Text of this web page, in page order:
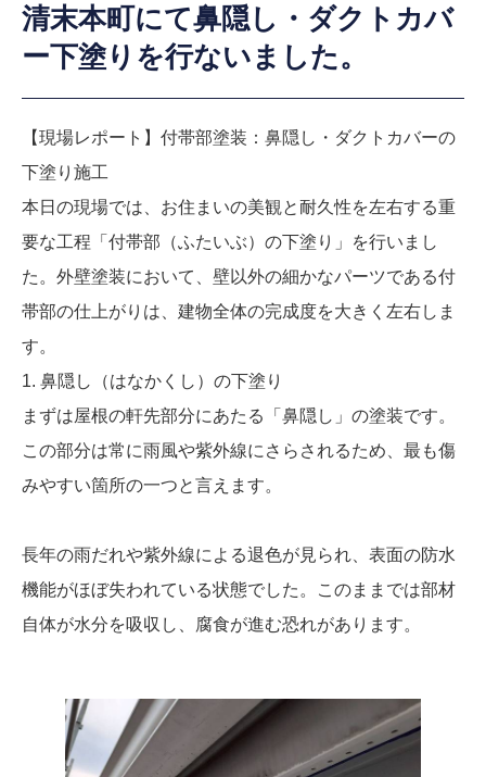
清末本町にて鼻隠し・ダクトカバ
ー下塗りを行ないました。
【現場レポート】付帯部塗装：鼻隠し・ダクトカバーの
下塗り施工
​本日の現場では、お住まいの美観と耐久性を左右する重
要な工程「付帯部（ふたいぶ）の下塗り」を行いまし
た。外壁塗装において、壁以外の細かなパーツである付
帯部の仕上がりは、建物全体の完成度を大きく左右しま
す。
​1. 鼻隠し（はなかくし）の下塗り
​まずは屋根の軒先部分にあたる「鼻隠し」の塗装です。
この部分は常に雨風や紫外線にさらされるため、最も傷
みやすい箇所の一つと言えます。
長年の雨だれや紫外線による退色が見られ、表面の防水
機能がほぼ失われている状態でした。このままでは部材
自体が水分を吸収し、腐食が進む恐れがあります。